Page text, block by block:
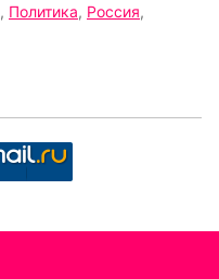
, Политика, Россия,